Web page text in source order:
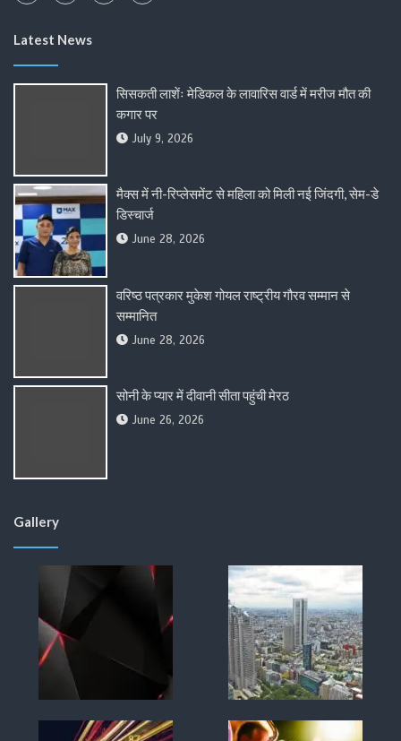
Latest News
सिसकती लाशेंः मेडिकल के लावारिस वार्ड में मरीज मौत की
कगार पर
July 9, 2026
मैक्स में नी-रिप्लेसमेंट से महिला को मिली नई जिंदगी, सेम-डे
डिस्चार्ज
June 28, 2026
वरिष्ठ पत्रकार मुकेश गोयल राष्ट्रीय गौरव सम्मान से
सम्मानित
June 28, 2026
सोनी के प्यार में दीवानी सीता पहुंची मेरठ
June 26, 2026
Gallery